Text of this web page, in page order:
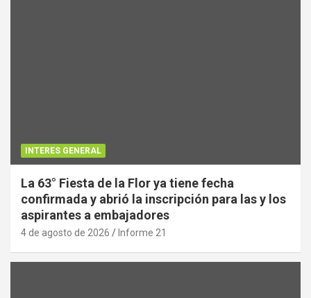
INTERES GENERAL
La 63° Fiesta de la Flor ya tiene fecha
confirmada y abrió la inscripción para las y los
aspirantes a embajadores
4 de agosto de 2026 Informe 21